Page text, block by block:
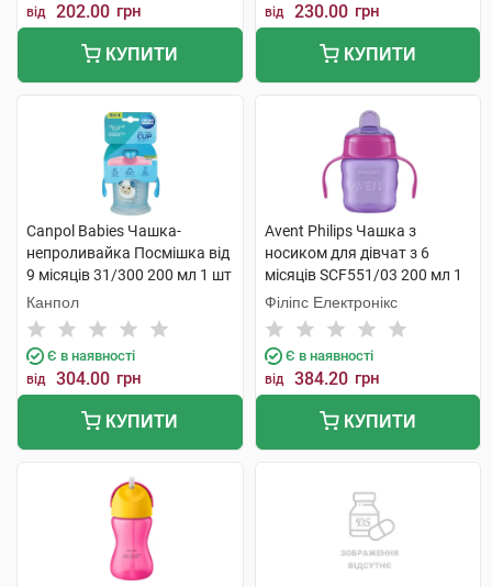
від 202.00 грн
КУПИТИ
від 230.00 грн
КУПИТИ
Canpol Babies Чашка-
непроливайка Посмішка від
9 місяців 31/300 200 мл 1 шт
Канпол
Є в наявності
від 304.00 грн
КУПИТИ
Avent Philips Чашка з
носиком для дівчат з 6
місяців SCF551/03 200 мл 1
шт
Філіпс Електронікс
Є в наявності
від 384.20 грн
КУПИТИ